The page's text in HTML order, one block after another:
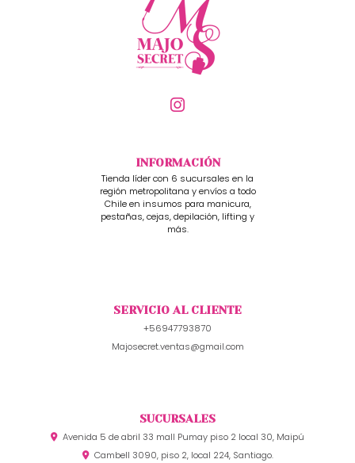
INFORMACIÓN
Tienda líder con 6 sucursales en la
región metropolitana y envíos a todo
Chile en insumos para manicura,
pestañas, cejas, depilación, lifting y
más.
SERVICIO AL CLIENTE
+56947793870
Majosecret.ventas@gmail.com
SUCURSALES
Avenida 5 de abril 33 mall Pumay piso 2 local 30, Maipú
Cambell 3090, piso 2, local 224, Santiago.